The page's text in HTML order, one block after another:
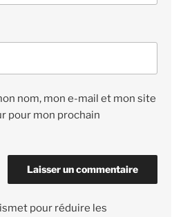
nom, mon e-mail et mon site
pour mon prochain
pour réduire les